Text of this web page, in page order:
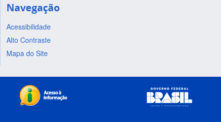
Navegação
Acessibilidade
Alto Contraste
Mapa do Site